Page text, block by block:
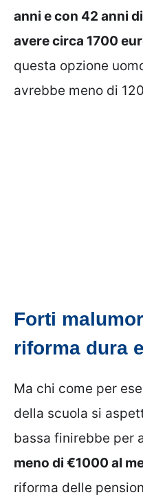
anni e con 42 anni
avere circa 1700
questa opzione
avrebbe meno di
Forti
riforma dura
Ma chi come per
della scuola si
bassa finirebbe per
meno di €1000 al
riforma delle